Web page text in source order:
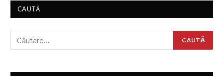
CAUTĂ